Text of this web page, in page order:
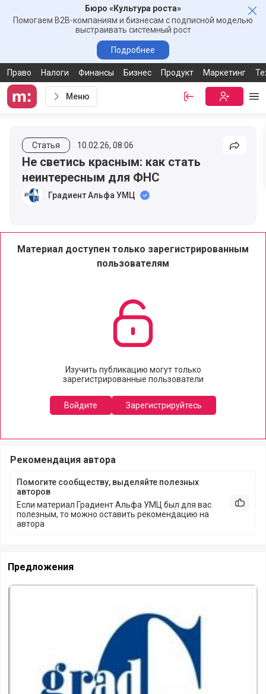
Бюро «Культура роста»
Помогаем B2B-компаниям и бизнесам с подписной моделью
выстраивать системный рост
Подробнее
Право Налоги Финансы Бизнес Продукт Маркетинг
Меню Войти
Статья 10.02.26, 08:06
Не светись красным: как стать
неинтересным для ФНС
Градиент Альфа УМЦ
Материал доступен только зарегистрированным
пользователям
Изучить публикацию могут только
зарегистрированные пользователи
Войдите Зарегистрируйтесь
Рекомендация автора
Помогите сообществу, выделяйте полезных
авторов
Если материал Градиент Альфа УМЦ был для вас
полезным, то можно оставить рекомендацию на
автора
Предложения